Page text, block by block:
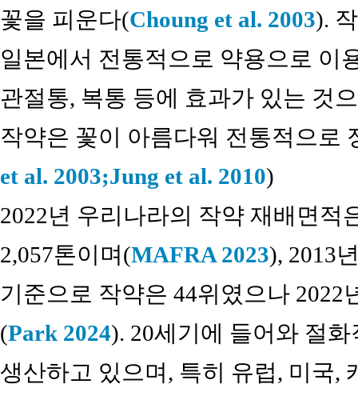
꽃을 피운다(Choung et al. 2003).
일본에서 전통적으로 약용으로 이
관절통, 복통 등에 효과가 있는 것
작약은 꽃이 아름다워 전통적으로
et al. 2003;Jung et al. 2010)
2022년 우리나라의 작약 재배면적
2,057톤이며(MAFRA 2023), 2013
기준으로 작약은 44위였으나
(Park 2024). 20세기에 들어와 절
생산하고 있으며, 특히 유럽, 미국,